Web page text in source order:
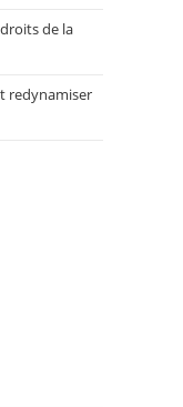
de la
redynamiser